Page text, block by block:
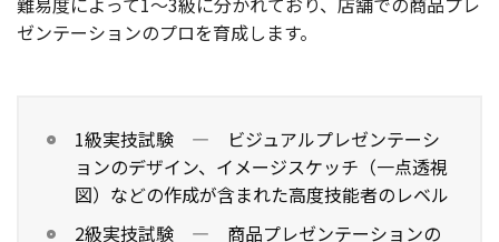
ゼンテーションのプロを育成します。
1級実技試験 — ビジュアルプレゼンテーシ
ョンのデザイン、イメージスケッチ（一点透視
図）などの作成が含まれた高度技能者のレベル
2級実技試験 — 商品プレゼンテーションの